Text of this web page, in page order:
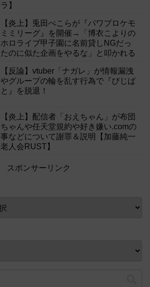
ラ】
【炎上】兎田ぺこらが『パワプロケモ
ミミリーグ』を開催→「博衣こよりの
ホロライブ甲子園に名前貸しNGだっ
たのに似た企画をやるな」と叩かれる
【反論】vtuber「ナガレ」が情報漏洩
やグループの輪を乱す行為で『びじぱ
と』を脱退！
【炎上】配信者「おえちゃん」が布団
ちゃんや任天堂規約や好き嫌い.comの
事などについて謝罪＆説明【加藤純一
老人会RUST】
スポンサーリンク